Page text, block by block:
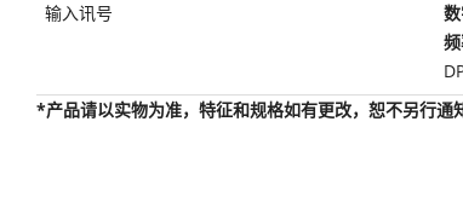
输入讯号
*产品请以实物为准，特征和规格如有更改，恕不另行通